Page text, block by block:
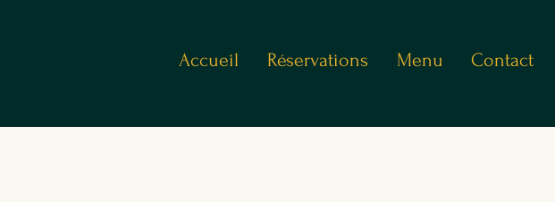
Accueil Réservations Menu Contact